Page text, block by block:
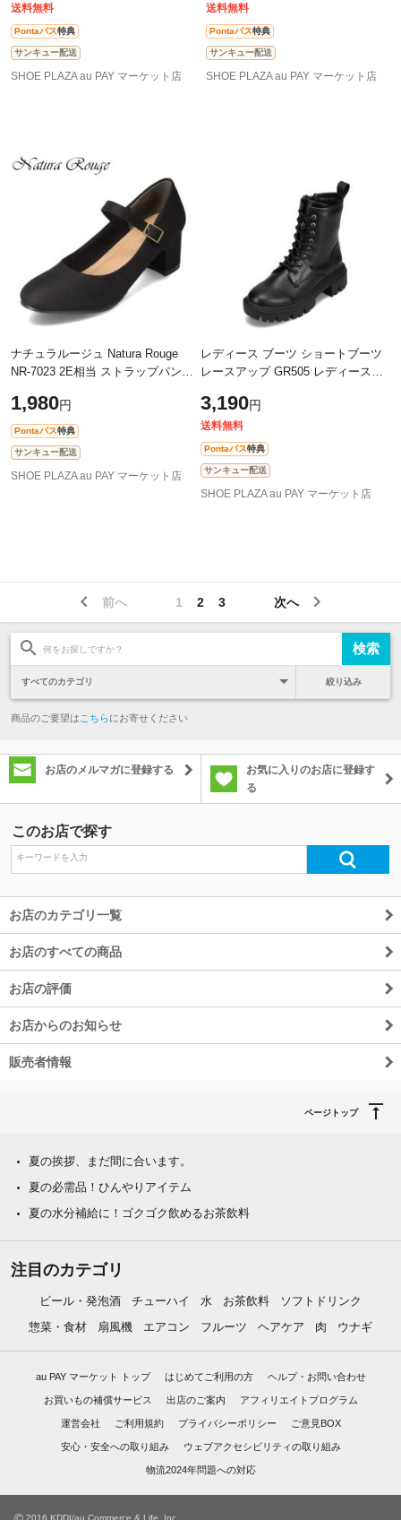
チ
送料無料
Pontaパス特典
サンキュー配送
SHOE PLAZA au PAY マーケット店
送料無料
Pontaパス特典
サンキュー配送
SHOE PLAZA au PAY マーケット店
ナチュラルージュ Natura Rouge
NR-7023 2E相当 ストラップパンプ
トラップ シンプル 定番 人気 ブラ
ック
1,980円
Pontaパス特典
サンキュー配送
SHOE PLAZA au PAY マーケット店
レディース ブーツ ショートブーツ
レースアップ GR505 レディース靴
れない 歩きやすい ファスナー ジ
3,190円
送料無料
Pontaパス特典
サンキュー配送
SHOE PLAZA au PAY マーケット店
前へ 次へ
1 2 3
絞り込み
商品のご要望は こちらにお寄せください
お店のメルマガに登録する
お気に入りのお店に登録す
る
このお店で探す
お店のカテゴリ一覧
お店のすべての商品
お店の評価
お店からのお知らせ
販売者情報
ページトップ
夏の挨拶、まだ間に合います。
夏の必需品！ひんやりアイテム
夏の水分補給に！ゴクゴク飲めるお茶飲料
注目のカテゴリ
ビール・発泡酒 チューハイ 水 お茶飲料
ソフトドリンク
惣菜・食材
扇風機 エアコン フルーツ ヘアケア 肉 ウナギ
au PAY マーケット トップ はじめてご利用の方 ヘルプ・お問い合わせ
お買いもの補償サービス 出店のご案内 アフィリエイトプログラム
運営会社 ご利用規約 プライバシーポリシー ご意見BOX
安心・安全への取り組み ウェブアクセシビリティの取り組み
物流2024年問題への対応
2016 KDDI/au Commerce & Life, Inc.